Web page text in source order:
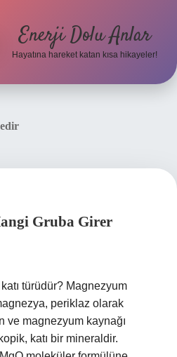
Enerji Dolu Anlar
Hayatına hareket katan kısa hikayeler!
Gruba Girer
türüdür? Magnezyum
periklaz olarak
ve magnezyum kaynağı
katı bir mineraldir.